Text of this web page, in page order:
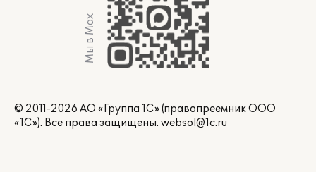
Мы в Max
© 2011-2026 АО «Группа 1С» (правопреемник ООО
«1С»). Все права защищены. websol@1c.ru